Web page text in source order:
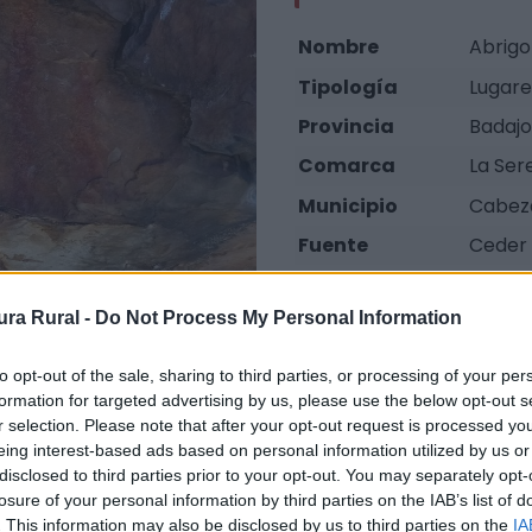
Rural - Do Not Process My Personal Information
opt-out of the sale, sharing to third parties, or processing of your
for targeted advertising by us, please use the below opt-out
selection. Please note that after your opt-out request is processed
interest-based ads based on personal information utilized by us
to third parties prior to your opt-out. You may separately
of your personal information by third parties on the IAB’s list of
This information may also be disclosed by us to third parties on the
Nombre
Tipología
Provincia
Comarca
La
Municipio
Fuente
Ceder
4 km de la localidad de Cabeza del Buey,
la que se encuentran la mayor cantidad de
conjunto como en este caso, es uno de los